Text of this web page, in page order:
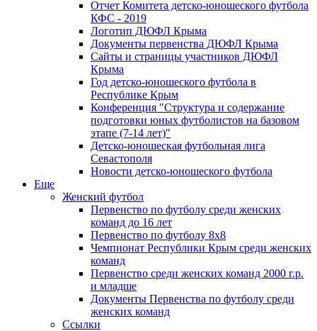
Отчет Комитета детско-юношеского футбола
КФС - 2019
Логотип ДЮФЛ Крыма
Документы первенства ДЮФЛ Крыма
Сайты и страницы участников ДЮФЛ
Крыма
Год детско-юношеского футбола в
Республике Крым
Конференция "Структура и содержание
подготовки юных футболистов на базовом
этапе (7-14 лет)"
Детско-юношеская футбольная лига
Севастополя
Новости детско-юношеского футбола
Еще
Женский футбол
Первенство по футболу среди женских
команд до 16 лет
Первенство по футболу 8х8
Чемпионат Республики Крым среди женских
команд
Первенство среди женских команд 2000 г.р.
и младше
Документы Первенства по футболу среди
женских команд
Ссылки